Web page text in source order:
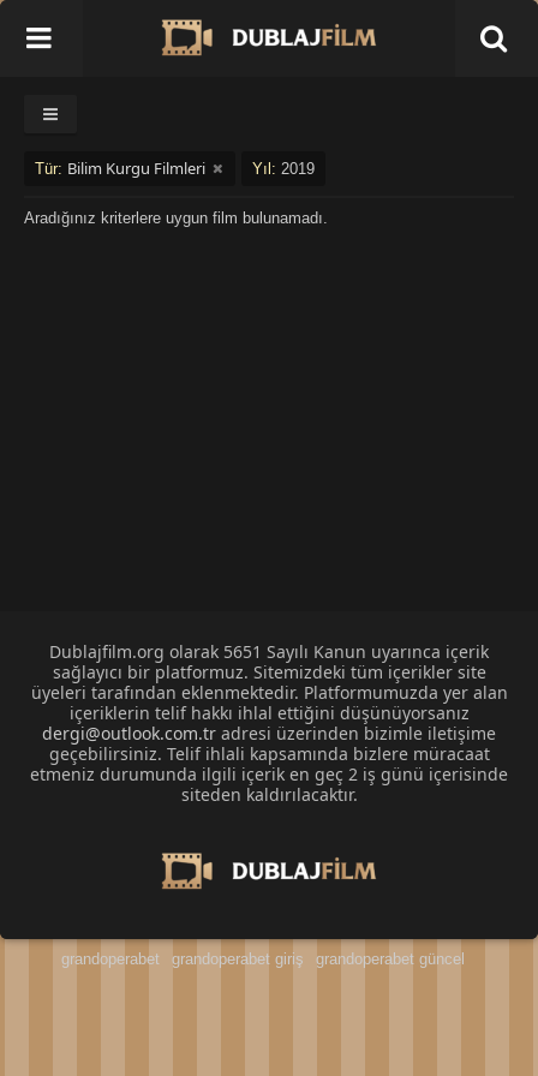
Tür: Bilim Kurgu Filmleri Yıl: 2019
Aradığınız kriterlere uygun film bulunamadı.
Dublajfilm.org olarak 5651 Sayılı Kanun uyarınca içerik
sağlayıcı bir platformuz. Sitemizdeki tüm içerikler site
üyeleri tarafından eklenmektedir. Platformumuzda yer alan
içeriklerin telif hakkı ihlal ettiğini düşünüyorsanız
dergi@outlook.com.tr adresi üzerinden bizimle iletişime
geçebilirsiniz. Telif ihlali kapsamında bizlere müracaat
etmeniz durumunda ilgili içerik en geç 2 iş günü içerisinde
siteden kaldırılacaktır.
grandoperabet grandoperabet giriş grandoperabet güncel